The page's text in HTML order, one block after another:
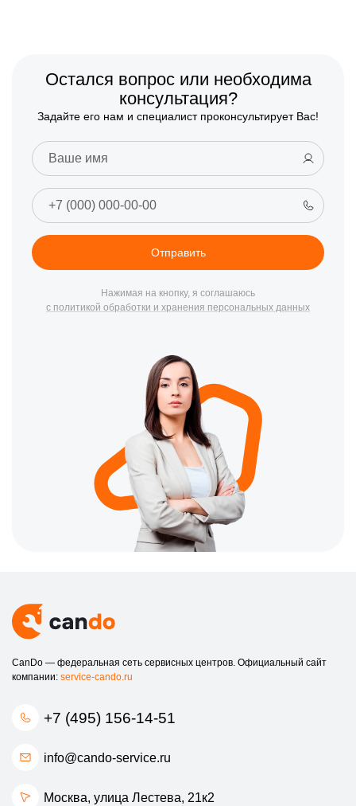
Остался вопрос или необходима
консультация?
Задайте его нам и специалист проконсультирует Вас!
Отправить
Нажимая на кнопку, я соглашаюсь
с политикой обработки и хранения персональных данных
CanDo — федеральная сеть сервисных центров. Официальный сайт
компании: service-cando.ru
+7 (495) 156-14-51
info@cando-service.ru
Москва, улица Лестева, 21к2